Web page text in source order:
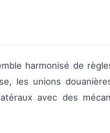
harmonisé de
les unions
avec des